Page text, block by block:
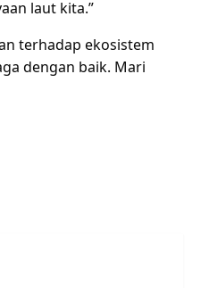
laut kita.”
terhadap ekosistem
dengan baik. Mari